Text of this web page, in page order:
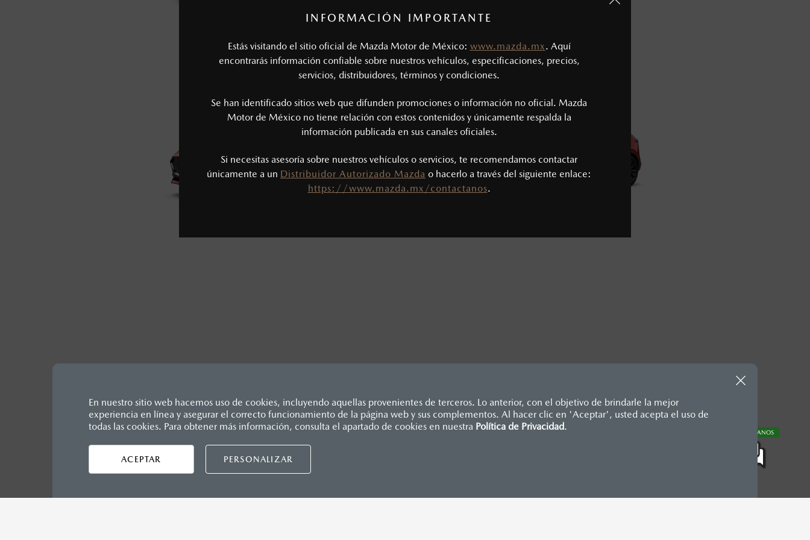
INFORMACIÓN IMPORTANTE
Estás visitando el sitio oficial de Mazda Motor de México: www.mazda.mx. Aquí
encontrarás información confiable sobre nuestros vehículos, especificaciones, precios,
servicios, distribuidores, términos y condiciones.
Se han identificado sitios web que difunden promociones o información no oficial. Mazda
Motor de México no tiene relación con estos contenidos y únicamente respalda la
información publicada en sus canales oficiales.
Si necesitas asesoría sobre nuestros vehículos o servicios, te recomendamos contactar
únicamente a un Distribuidor Autorizado Mazda o hacerlo a través del siguiente enlace:
https://www.mazda.mx/contactanos.
En nuestro sitio web hacemos uso de cookies, incluyendo aquellas provenientes de terceros. Lo anterior, con el objetivo de brindarle la mejor
experiencia en línea y asegurar el correcto funcionamiento de la página web y sus complementos. Al hacer clic en 'Aceptar', usted acepta el uso de
todas las cookies. Para obtener más información, consulta el apartado de cookies en nuestra Política de Privacidad.
ACEPTAR PERSONALIZAR
MAZDA3 SEDÁN
$403,900
MAZDA3 HATCHBACK
DESDE $458,900
CONTÁCTANOS
1
Los precios y especificaciones indicados en esta página son al menudeo, sugeridos por el fabricante, en moneda de los Estados
seguro y gastos administrativos. Mazda de México, se reserva el derecho de modificar las especificaciones y los precios de sus
productos, sin aviso previo al consumidor.